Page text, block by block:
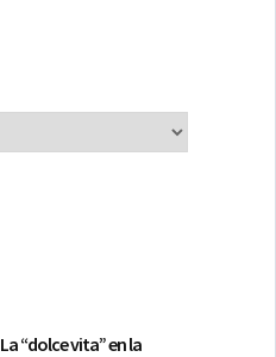
La “dolce vita” en la